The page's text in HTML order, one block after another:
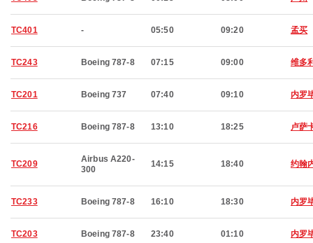
TC401 - 05:50 09:20 孟买
TC243 Boeing 787-8 07:15 09:00 维多
TC201 Boeing 737 07:40 09:10 内罗
TC216 Boeing 787-8 13:10 18:25 卢萨
TC209
Airbus A220-
300
14:15 18:40 约翰
TC233 Boeing 787-8 16:10 18:30 内罗
TC203 Boeing 787-8 23:40 01:10 内罗